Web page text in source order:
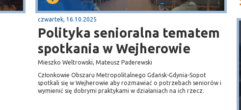
czwartek, 16.10.2025
Polityka senioralna tematem
spotkania w Wejherowie
Mieszko Weltrowski, Mateusz Paderewski
Członkowie Obszaru Metropolitalnego Gdańsk-Gdynia-Sopot
spotkali się w Wejherowie aby rozmawiać o potrzebach seniorów i
wymienić się dobrymi praktykami w działaniach na ich rzecz.